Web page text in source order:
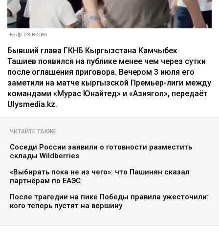
кадр из видео
Бывший глава ГКНБ Кыргызстана Камчыбек
Ташиев появился на публике менее чем через сутки
после оглашения приговора. Вечером 3 июля его
заметили на матче кыргызской Премьер-лиги между
командами «Мурас Юнайтед» и «Азиягол», передаёт
Ulysmedia.kz.
ЧИТАЙТЕ ТАКЖЕ
Соседи России заявили о готовности разместить
склады Wildberries
«Выбирать пока не из чего»: что Пашинян сказал
партнёрам по ЕАЭС
После трагедии на пике Победы правила ужесточили:
кого теперь пустят на вершину